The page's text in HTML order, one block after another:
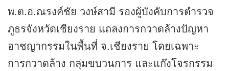
พ.ต.อ.ณรงค์ชัย วงษ์สามี รองผู้บังคับการตำรวจ
ภูธรจังหวัดเชียงราย แถลงการกวาดล้างปัญหา
อาชญากรรมในพื้นที่ จ.เชียงราย โดยเฉพาะ
การกวาดล้าง กลุ่มขบวนการ และแก๊งโจรกรรม